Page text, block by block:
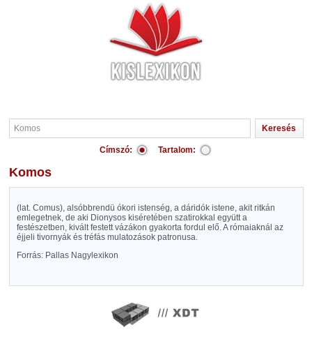
Címszó: Tartalom:
Komos
(lat. Comus), alsóbbrendü ókori istenség, a dáridók istene, akit ritkán
emlegetnek, de aki Dionysos kiséretében szatirokkal együtt a
festészetben, kivált festett vázákon gyakorta fordul elő. A rómaiaknál az
éjjeli tivornyák és tréfás mulatozások patronusa.
Forrás: Pallas Nagylexikon